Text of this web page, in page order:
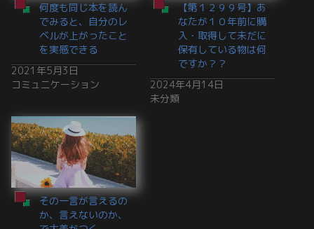
何度も同じ本を読ん
でみると、自分のレ
ベルが上がったこと
を実感できる
2021年5月3日
コミュニケーション
【第１２９９号】あ
なたが１０年前に購
入・取得して未だに
保有している物は何
ですか？？
2024年4月14日
未分類
その一言が言えるの
か、言えないのか、